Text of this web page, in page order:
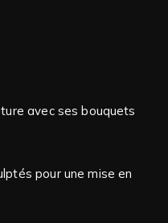
avec ses bouquets
pour une mise en